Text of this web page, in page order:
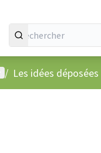
utilisateur
/ Les idées déposées